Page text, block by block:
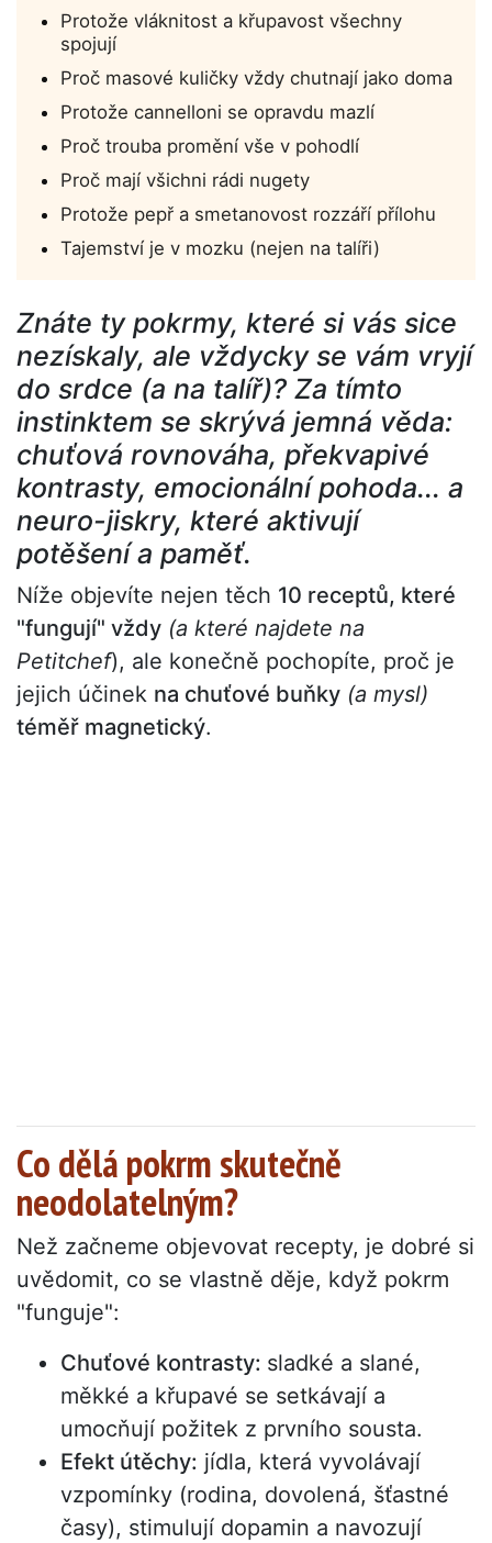
Protože vláknitost a křupavost všechny
spojují
Proč masové kuličky vždy chutnají jako doma
Protože cannelloni se opravdu mazlí
Proč trouba promění vše v pohodlí
Proč mají všichni rádi nugety
Protože pepř a smetanovost rozzáří přílohu
Tajemství je v mozku (nejen na talíři)
Znáte ty pokrmy, které si vás sice
nezískaly, ale vždycky se vám vryjí
do srdce (a na talíř)? Za tímto
instinktem se skrývá jemná věda:
chuťová rovnováha, překvapivé
kontrasty, emocionální pohoda... a
neuro-jiskry, které aktivují
potěšení a paměť.
Níže objevíte nejen těch 10 receptů, které
"fungují" vždy (a které najdete na
Petitchef), ale konečně pochopíte, proč je
jejich účinek na chuťové buňky (a mysl)
téměř magnetický.
Co dělá pokrm skutečně
neodolatelným?
Než začneme objevovat recepty, je dobré si
uvědomit, co se vlastně děje, když pokrm
"funguje":
Chuťové kontrasty: sladké a slané,
měkké a křupavé se setkávají a
umocňují požitek z prvního sousta.
Efekt útěchy: jídla, která vyvolávají
vzpomínky (rodina, dovolená, šťastné
časy), stimulují dopamin a navozují